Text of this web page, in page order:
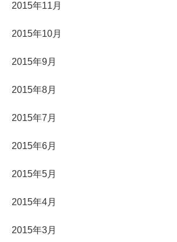
2015年11月
2015年10月
2015年9月
2015年8月
2015年7月
2015年6月
2015年5月
2015年4月
2015年3月